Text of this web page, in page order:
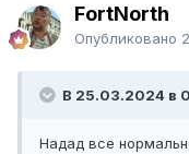
FоrtNorth
Опубликовано
В 25.03.2024 в
Надад все